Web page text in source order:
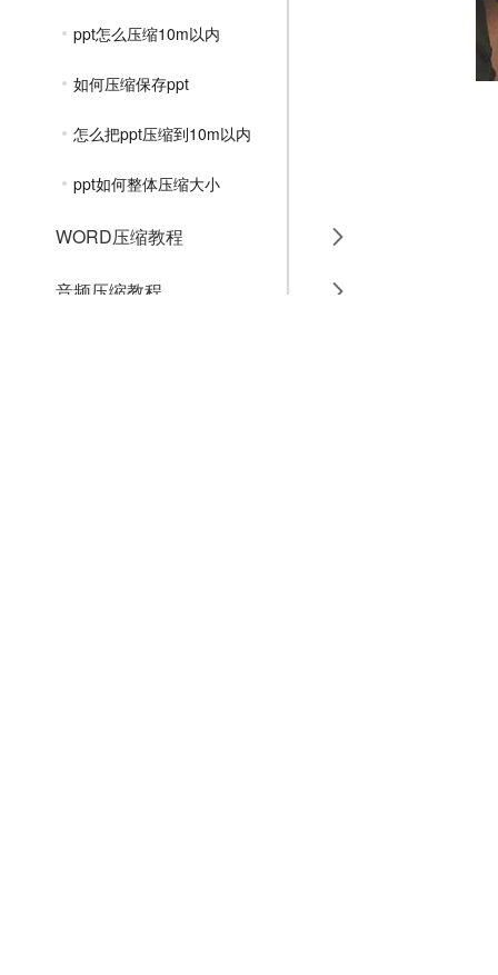
ppt怎么压缩10m以内
如何压缩保存ppt
怎么把ppt压缩到10m以内
ppt如何整体压缩大小
WORD压缩教程
音频压缩教程